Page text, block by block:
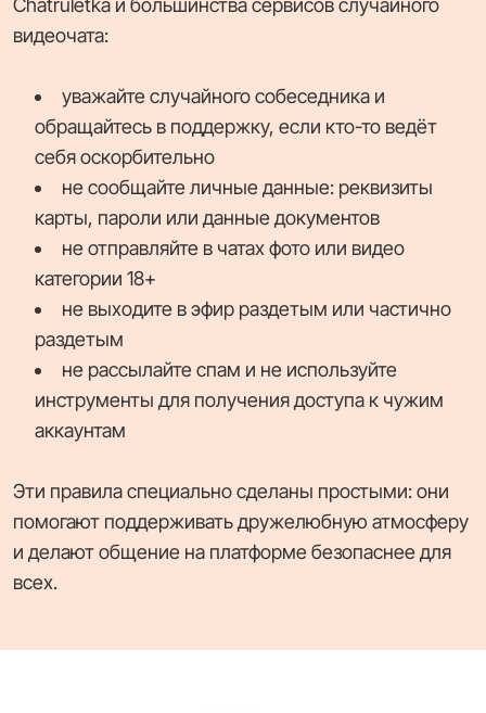
Chatruletka и большинства сервисов случайного
видеочата:
уважайте случайного собеседника и
обращайтесь в поддержку, если кто-то ведёт
себя оскорбительно
не сообщайте личные данные: реквизиты
карты, пароли или данные документов
не отправляйте в чатах фото или видео
категории 18+
не выходите в эфир раздетым или частично
раздетым
не рассылайте спам и не используйте
инструменты для получения доступа к чужим
аккаунтам
Эти правила специально сделаны простыми: они
помогают поддерживать дружелюбную атмосферу
и делают общение на платформе безопаснее для
всех.